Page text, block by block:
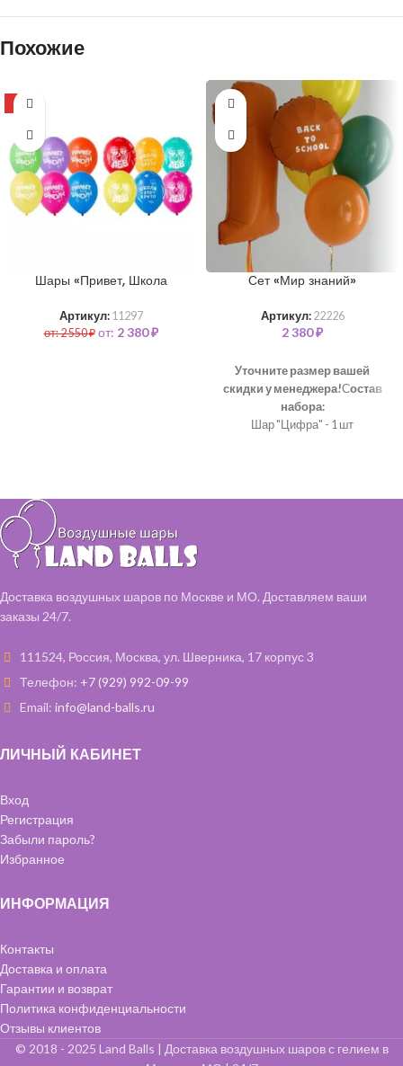
Похожие
-8%
Шары «Привет, Школа
Артикул: 11297
от:2 550₽ от: 2 380₽
Сет «Мир знаний»
Артикул: 22226
2 380₽
Уточните размер вашей
скидки у менеджера!Состав
набора:
Шар "Цифра" - 1 шт
Доставка воздушных шаров по Москве и МО. Доставляем ваши
заказы 24/7.
111524, Россия, Москва, ул. Шверника, 17 корпус 3
Телефон: +7 (929) 992-09-99
Email: info@land-balls.ru
ЛИЧНЫЙ КАБИНЕТ
Вход
Регистрация
Забыли пароль?
Избранное
ИНФОРМАЦИЯ
Контакты
Доставка и оплата
Гарантии и возврат
Политика конфиденциальности
Отзывы клиентов
© 2018 - 2025 Land Balls | Доставка воздушных шаров с гелием в